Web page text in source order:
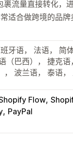
流量直接转化，
适合做跨境的品牌
牙语， 法语， 简
（巴西）， 捷克
， 波兰语， 泰语
Flow
PayPal